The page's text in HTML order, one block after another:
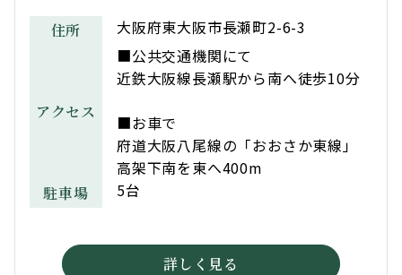
住所 大阪府東大阪市長瀬町2-6-3
アクセス
■公共交通機関にて
近鉄大阪線長瀬駅から南へ徒歩10分
■お車で
府道大阪八尾線の「おおさか東線」
高架下南を東へ400m
駐車場 5台
詳しく見る